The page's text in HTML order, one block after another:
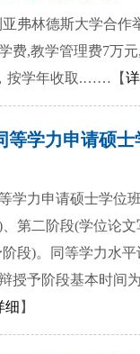
弗林德斯大学合作
费,教学管理费7万
按学年收取.……【
等学力申请硕士
学力申请硕士学位
第二阶段(学位论
段)。同等学力水
授予阶段基本时间
细 】